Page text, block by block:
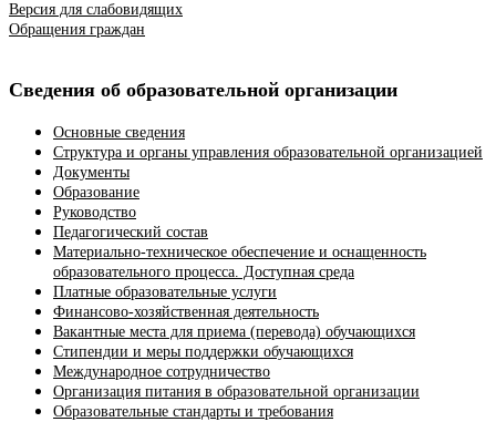
Версия для слабовидящих
Обращения граждан
Сведения об образовательной организации
Основные сведения
Структура и органы управления образовательной организацией
Документы
Образование
Руководство
Педагогический состав
Материально-техническое обеспечение и оснащенность
образовательного процесса. Доступная среда
Платные образовательные услуги
Финансово-хозяйственная деятельность
Вакантные места для приема (перевода) обучающихся
Стипендии и меры поддержки обучающихся
Международное сотрудничество
Организация питания в образовательной организации
Образовательные стандарты и требования